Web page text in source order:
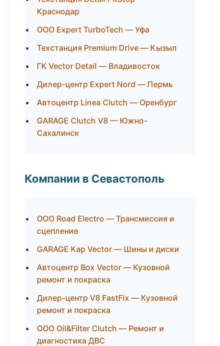
Краснодар
ООО Expert TurboTech — Уфа
Техстанция Premium Drive — Кызыл
ГК Vector Detail — Владивосток
Дилер-центр Expert Nord — Пермь
Автоцентр Linea Clutch — Оренбург
GARAGE Clutch V8 — Южно-
Сахалинск
Компании в Севастополь
ООО Road Electro — Трансмиссия и
сцепление
GARAGE Кар Vector — Шины и диски
Автоцентр Box Vector — Кузовной
ремонт и покраска
Дилер-центр V8 FastFix — Кузовной
ремонт и покраска
ООО Oil&Filter Clutch — Ремонт и
диагностика ДВС